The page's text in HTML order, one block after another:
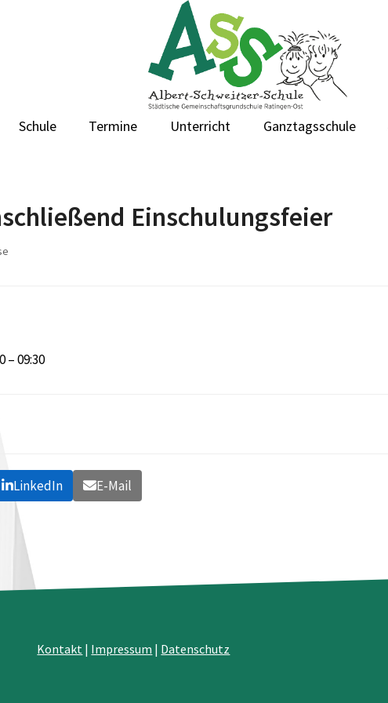
Schule Termine Unterricht Ganztagsschule
Einschulungsfeier
–09:30
LinkedIn E-Mail
Kontakt | Impressum | Datenschutz